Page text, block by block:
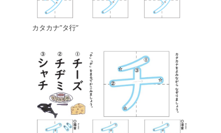
カタカナ”タ行”